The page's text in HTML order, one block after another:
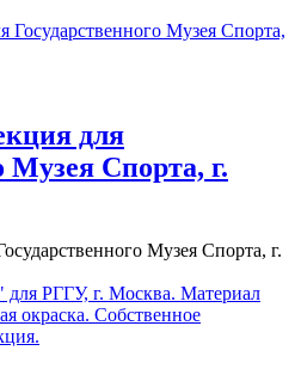
для
Музея Спорта, г.
Музея Спорта, г.